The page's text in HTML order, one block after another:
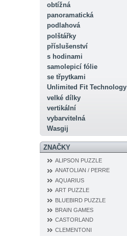
obtížná
panoramatická
podlahová
polštářky
příslušenství
s hodinami
samolepicí fólie
se třpytkami
Unlimited Fit Technology
velké dílky
vertikální
vybarvitelná
Wasgij
ZNAČKY
ALIPSON PUZZLE
ANATOLIAN / PERRE
AQUARIUS
ART PUZZLE
BLUEBIRD PUZZLE
BRAIN GAMES
CASTORLAND
CLEMENTONI